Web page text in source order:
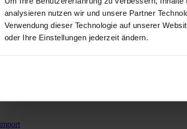
analysieren nutzen wir und unsere Partner
Verwendung dieser Technologie auf unserer
oder Ihre Einstellungen jederzeit ändern.